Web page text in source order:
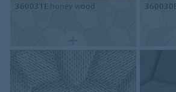
360031Ehoney wood